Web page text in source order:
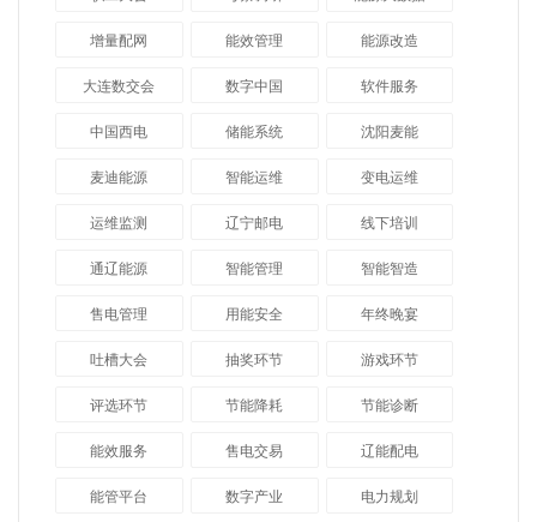
增量配网 能效管理 能源改造
大连数交会 数字中国 软件服务
中国西电 储能系统 沈阳麦能
麦迪能源 智能运维 变电运维
运维监测 辽宁邮电 线下培训
通辽能源 智能管理 智能智造
售电管理 用能安全 年终晚宴
吐槽大会 抽奖环节 游戏环节
评选环节 节能降耗 节能诊断
能效服务 售电交易 辽能配电
能管平台 数字产业 电力规划